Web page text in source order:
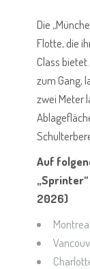
Die
Flotte, die
Class
zum Gang,
zwei Meter
Auf
2026)
Montreal